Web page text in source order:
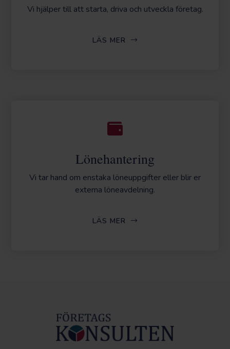
Vi hjälper till att starta, driva och utveckla företag.
LÄS MER
Lönehantering
Vi tar hand om enstaka löneuppgifter eller blir er
externa löneavdelning.
LÄS MER